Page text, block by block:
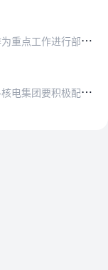
核
电相关企业、研究机构要将核电标准化作为重点工作进行部署，积极承担标准的制修订和研究任务，积极采用自主核电标准；增加标准化工作在职称评定、绩效考核、评选先进等方…
各
有关单位要加大核电标准化经费支持，各核电集团要积极配套核电标准化工作经费，引导和鼓励社会力量积极参与核电标准化工作，多渠道落实核电标准化经费，形成对核电标准化…